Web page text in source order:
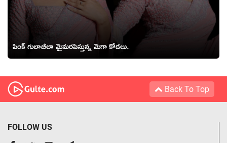
పింక్ గులాబీలా మైమరపిస్తున్న మెగా కోడలు..
Back To Top
FOLLOW US